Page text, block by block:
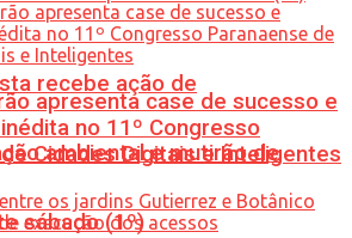
recebe ação de
ambiental e mutirão de
sábado (1º)
apresenta case de sucesso e
no 11º Congresso
Cidades Digitais e Inteligentes